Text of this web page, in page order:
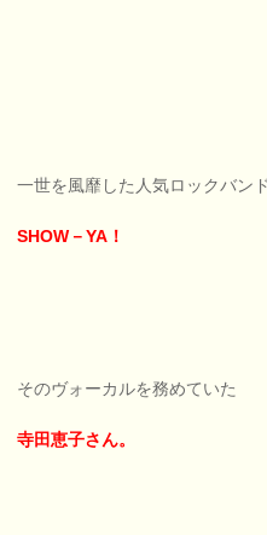
一世を風靡した人気ロックバン
SHOW－YA！
そのヴォーカルを務めていた
寺田恵子さん。